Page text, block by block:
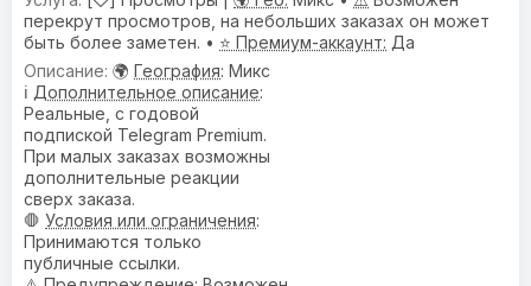
перекрут просмотров, на небольших заказах он может
быть более заметен. • ⭐ Премиум-аккаунт: Да
🌍 География: Микс
ℹ️ Дополнительное описание:
Реальные, с годовой
подпиской Telegram Premium.
При малых заказах возможны
дополнительные реакции
сверх заказа.
🛑 Условия или ограничения:
Принимаются только
публичные ссылки.